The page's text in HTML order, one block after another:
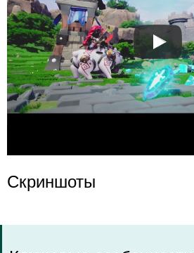
Скриншоты